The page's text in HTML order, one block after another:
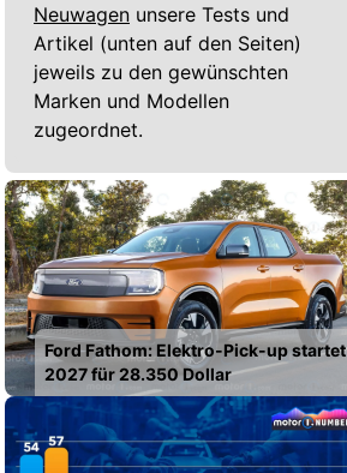
Neuwagen unsere Tests und
Artikel (unten auf den Seiten)
jeweils zu den gewünschten
Marken und Modellen
zugeordnet.
Ford Fathom: Elektro-Pick-up startet
2027 für 28.350 Dollar